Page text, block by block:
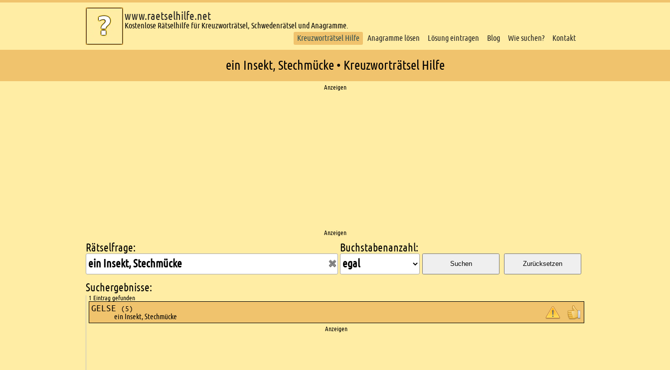
www.raetselhilfe.net
Kostenlose Rätselhilfe für Kreuzworträtsel, Schwedenrätsel und Anagramme.
Kreuzworträtsel Hilfe
Anagramme lösen Lösung eintragen Blog Wie suchen? Kontakt
ein Insekt, Stechmücke • Kreuzworträtsel Hilfe
Anzeigen
Anzeigen
Kreuzworträtsel suchen
Rätselfrage: Buchstabenanzahl:
Suchen Zurücksetzen
Suchergebnisse:
1 Eintrag gefunden
GELSE (5)
ein Insekt, Stechmücke
Anzeigen